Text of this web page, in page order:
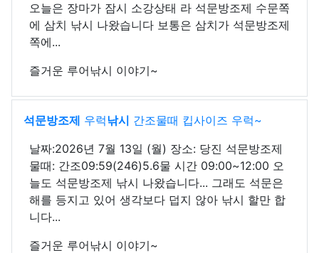
오늘은 장마가 잠시 소강상태 라 석문방조제 수문쪽
에 삼치 낚시 나왔습니다 보통은 삼치가 석문방조제
쪽에...
즐거운 루어낚시 이야기~
석문방조제 우럭낚시 간조물때 킵사이즈 우럭~
날짜:2026년 7월 13일 (월) 장소: 당진 석문방조제
물때: 간조09:59(246)5.6물 시간 09:00~12:00 오
늘도 석문방조제 낚시 나왔습니다... 그래도 석문은
해를 등지고 있어 생각보다 덥지 않아 낚시 할만 합
니다...
즐거운 루어낚시 이야기~